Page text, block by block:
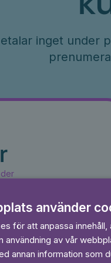
inget under
gratis
använder
för att anpassa
användning av vår
annan information som